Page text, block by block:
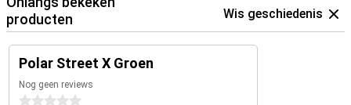
producten
Wis geschiedenis
Polar Street X Groen
Nog geen reviews
0 sterren